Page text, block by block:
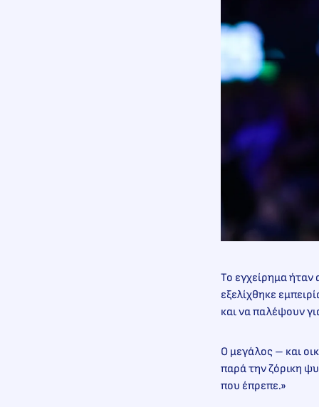
Το εγχείρημα ήταν
εξελίχθηκε
και να παλέψουν
Ο μεγάλος – και
παρά την ζόρικη
που έπρεπε.»